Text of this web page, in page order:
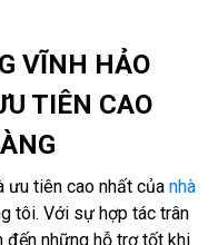
VĨNH HẢO
TIÊN CAO
ưu tiên cao nhất của nhà
tôi. Với sự hợp tác trân
đến những hỗ trợ tốt khi